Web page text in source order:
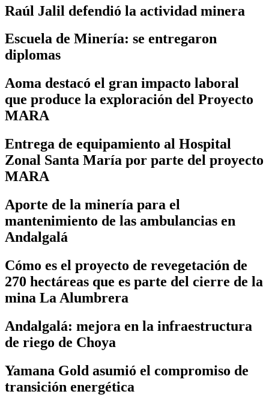
Raúl Jalil defendió la actividad minera
Escuela de Minería: se entregaron
diplomas
Aoma destacó el gran impacto laboral
que produce la exploración del Proyecto
MARA
Entrega de equipamiento al Hospital
Zonal Santa María por parte del proyecto
MARA
Aporte de la minería para el
mantenimiento de las ambulancias en
Andalgalá
Cómo es el proyecto de revegetación de
270 hectáreas que es parte del cierre de la
mina La Alumbrera
Andalgalá: mejora en la infraestructura
de riego de Choya
Yamana Gold asumió el compromiso de
transición energética